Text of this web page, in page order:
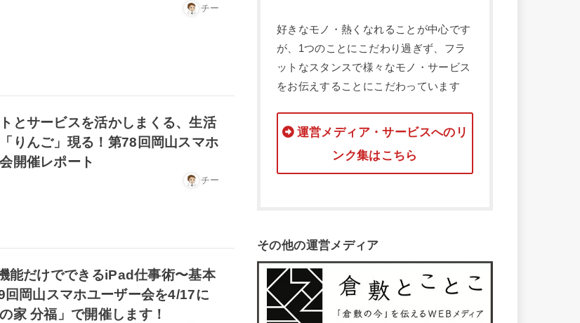
チー
とサービスを活かしまくる、生活
りんご」現る！第78回岡山スマホ
開催レポート
チー
能だけでできるiPad仕事術〜基本
回岡山スマホユーザー会を4/17に
の家 分福」で開催します！
好きなモノ・熱くなれることが中心です
が、1つのことにこだわり過ぎず、フラ
ットなスタンスで様々なモノ・サービス
をお伝えすることにこだわっています
運営メディア・サービスへのリ
ンク集はこちら
その他の運営メディア